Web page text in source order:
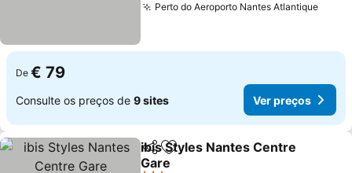
Perto do Aeroporto Nantes Atlantique
De € 79
Consulte os preços de 9 sites Ver preços
PartilharAdicionar aos favoritos
ibis Styles Nantes Centre
Gare